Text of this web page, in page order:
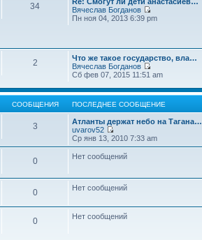
е
н
и
о
о
б
н
и
ю
с
л
е
м
у
с
о
б
щ
е
н
и
ю
и
п
д
е
м
у
с
о
о
щ
е
34
Вячеслав Богданов
П
й
т
к
о
с
л
д
е
м
е
Пн ноя 04, 2013 6:39 pm
2
Что же такое государство, вла…
Вячеслав Богданов
П
р
е
й
т
и
п
о
д
м
Сб фев 07, 2015 11:51 am
СООБЩЕНИЯ ПОСЛЕДНЕЕ СООБЩЕНИЕ
3
Атланты держат небо на Тагана…
uvarov52
П
е
р
е
т
и
с
Ср янв 13, 2010 7:33 am
0 Нет сообщений
0 Нет сообщений
0 Нет сообщений